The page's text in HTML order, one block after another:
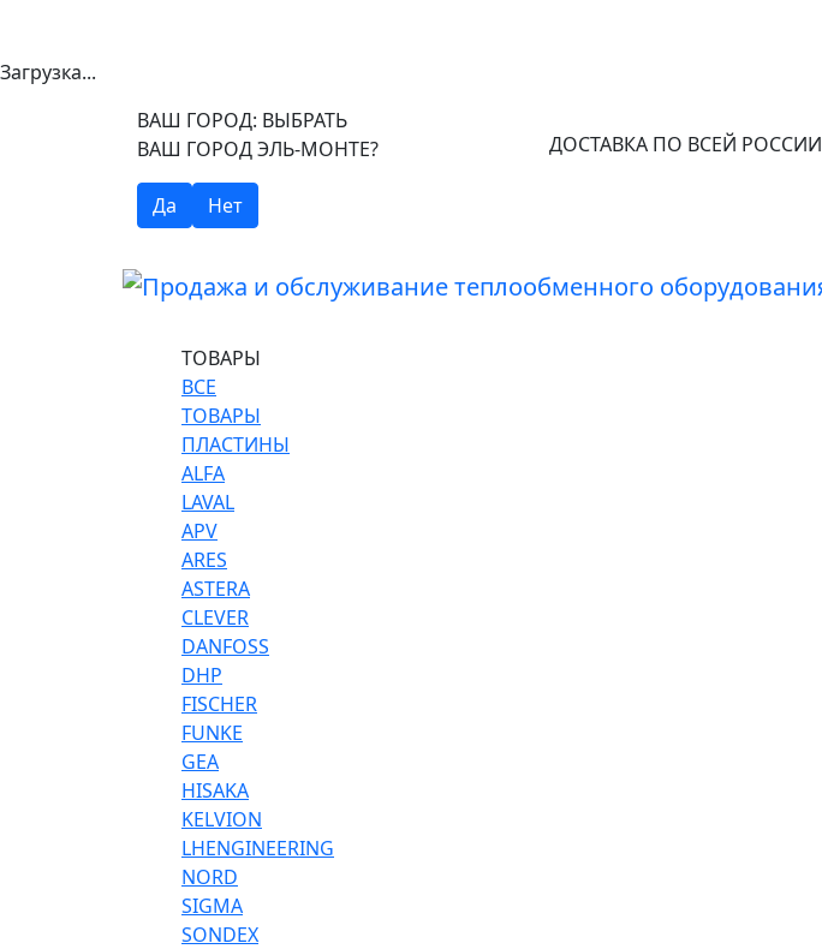
Загрузка...
ВАШ ГОРОД: ВЫБРАТЬ
ВАШ ГОРОД ЭЛЬ-МОНТЕ?
Да Нет
ДОСТАВКА ПО ВСЕЙ РОССИИ
ТОВАРЫ
ВСЕ
ТОВАРЫ
ПЛАСТИНЫ
ALFA
LAVAL
APV
ARES
ASTERA
CLEVER
DANFOSS
DHP
FISCHER
FUNKE
GEA
HISAKA
KELVION
LHENGINEERING
NORD
SIGMA
SONDEX